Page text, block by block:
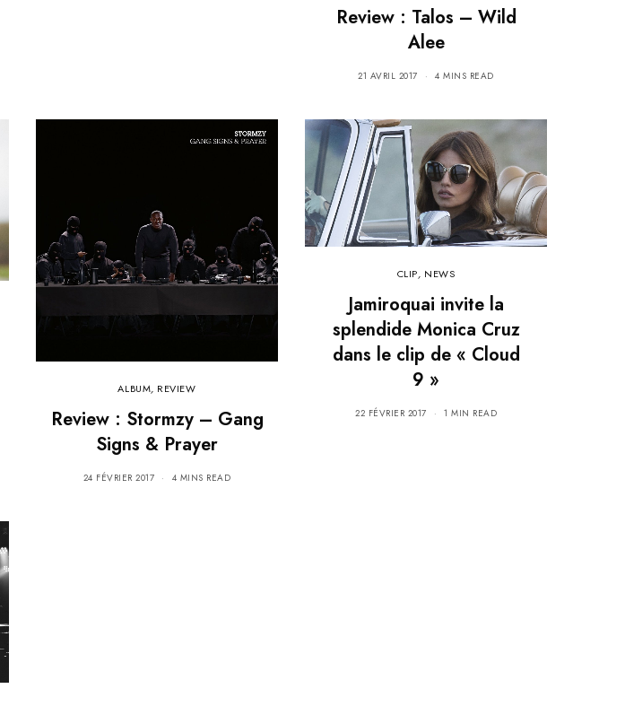
Review : Talos – Wild
Alee
21 AVRIL 2017 4 MINS READ
ALBUM, REVIEW
Review : Stormzy – Gang
Signs & Prayer
24 FÉVRIER 2017 4 MINS READ
CLIP, NEWS
Jamiroquai invite la
splendide Monica Cruz
dans le clip de « Cloud
9 »
22 FÉVRIER 2017 1 MIN READ